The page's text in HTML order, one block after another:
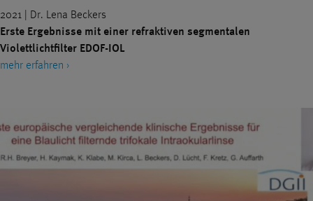
2021 | Dr. Lena Beckers
Erste Ergebnisse mit einer refraktiven segmentalen
Violettlichtfilter EDOF-IOL
mehr erfahren ›